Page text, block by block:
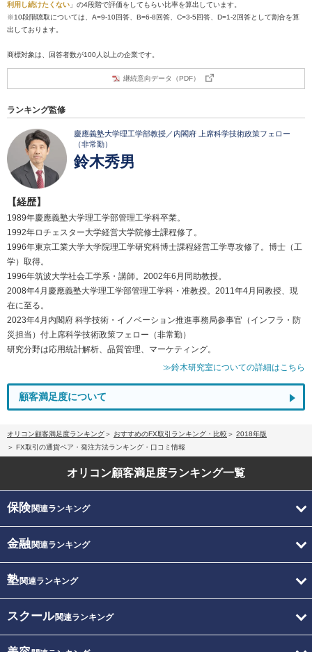
利用し続けたくない 」の4段階で評価をしてもらい比率を算出しています。
※10段階聴取については、A=9-10回答、B=6-8回答、C=3-5回答、D=1-2回答として割合を算
出しております。
商標対象は、回答者数が100人以上の企業です。
継続意向データ（PDF）
ランキング監修
慶應義塾大学理工学部教授／内閣府 上席科学技術政策フェロー
（非常勤）
鈴木秀男
【経歴】
1989年慶應義塾大学理工学部管理工学科卒業。
1992年ロチェスター大学経営大学院修士課程修了。
1996年東京工業大学大学院理工学研究科博士課程経営工学専攻修了。博士（工
学）取得。
1996年筑波大学社会工学系・講師。2002年6月同助教授。
2008年4月慶應義塾大学理工学部管理工学科・准教授。2011年4月同教授、現
在に至る。
2023年4月内閣府 科学技術・イノベーション推進事務局参事官（インフラ・防
災担当）付上席科学技術政策フェロー（非常勤）
研究分野は応用統計解析、品質管理、マーケティング。
≫鈴木研究室についての詳細はこちら
顧客満足度について
オリコン顧客満足度ランキング おすすめのFX取引ランキング・比較
2018年版
FX取引の通貨ペア・発注方法ランキング・口コミ情報
オリコン顧客満足度ランキング一覧
保険関連ランキング
金融関連ランキング
塾関連ランキング
スクール関連ランキング